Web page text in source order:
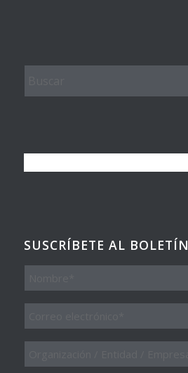
SUSCRÍBETE AL BOLETÍN
Nombre